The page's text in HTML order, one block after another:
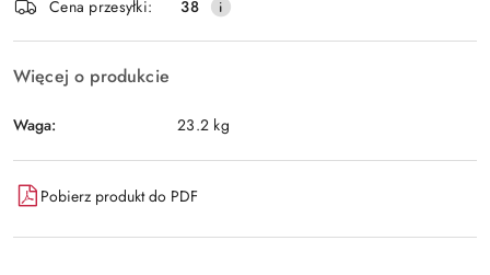
Wyślij
dostawa
Cena przesyłki:
38
Więcej o produkcie
Waga: 23.2 kg
Pobierz produkt do PDF